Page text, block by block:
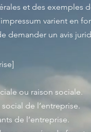
et des exemples
varient en
demander un avis
ou raison sociale.
de l’entreprise.
de l’entreprise.